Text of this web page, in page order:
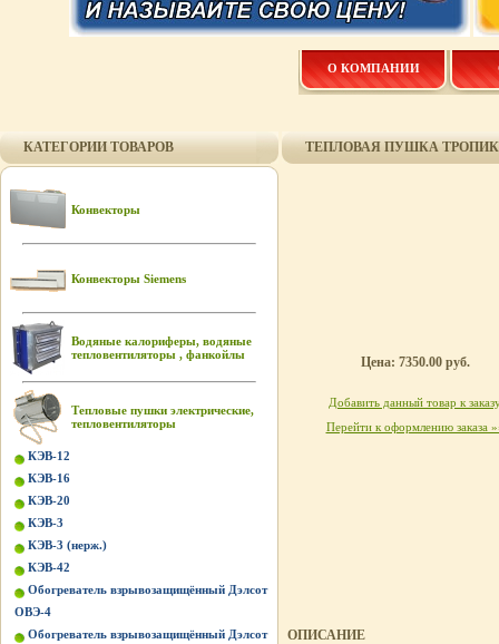
О КОМПАНИИ
КАТЕГОРИИ ТОВАРОВ
Конвекторы
Конвекторы Siemens
Водяные калориферы, водяные
тепловентиляторы , фанкойлы
Тепловые пушки электрические,
тепловентиляторы
КЭВ-12
КЭВ-16
КЭВ-20
КЭВ-3
КЭВ-3 (нерж.)
КЭВ-42
Обогреватель взрывозащищённый Дэлсот
ОВЭ-4
Обогреватель взрывозащищённый Дэлсот
ТЕПЛОВАЯ ПУШКА ТРОПИК
Цена: 7350.00 руб.
Добавить данный товар к
Перейти к оформлению заказа
ОПИСАНИЕ